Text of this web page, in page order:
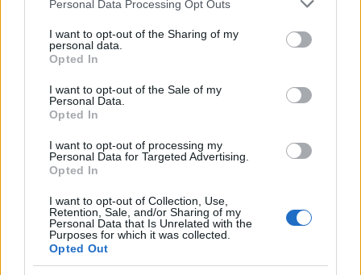
not limited to your visit or usage behaviour. You may click to
grant or deny consent to Google and its third-party tags to
use your data for below specified purposes in below Google
consent section.
Personal Data Processing Opt Outs
I want to opt-out of the Sharing of my
personal data.
Opted In
I want to opt-out of the Sale of my
Personal Data.
Opted In
I want to opt-out of processing my
Personal Data for Targeted Advertising.
Opted In
I want to opt-out of Collection, Use,
Retention, Sale, and/or Sharing of my
Personal Data that Is Unrelated with the
Purposes for which it was collected.
Opted Out